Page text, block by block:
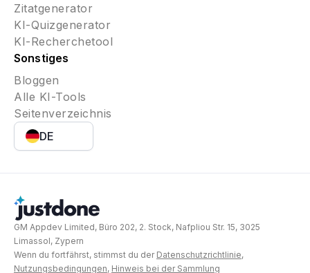
Zitatgenerator
KI-Quizgenerator
KI-Recherchetool
Sonstiges
Bloggen
Alle KI-Tools
Seitenverzeichnis
DE
GM Appdev Limited, Büro 202, 2. Stock, Nafpliou Str. 15, 3025
Limassol, Zypern
Wenn du fortfährst, stimmst du der Datenschutzrichtlinie,
Nutzungsbedingungen, Hinweis bei der Sammlung